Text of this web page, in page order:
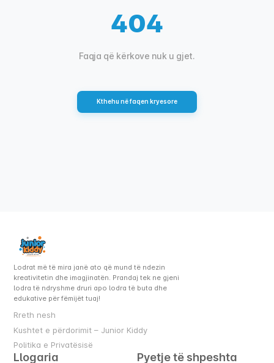
404
Faqja që kërkove nuk u gjet.
Kthehu në faqen kryesore
Lodrat më të mira janë ato që mund të ndezin
kreativitetin dhe imagjinatën. Prandaj tek ne gjeni
lodra të ndryshme druri apo lodra të buta dhe
edukative për fëmijët tuaj!
Rreth nesh
Kushtet e përdorimit – Junior Kiddy
Politika e Privatësisë
Llogaria Pyetje të shpeshta